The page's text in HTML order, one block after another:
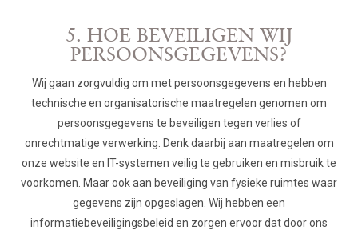
5. HOE BEVEILIGEN WIJ
PERSOONSGEGEVENS?
Wij gaan zorgvuldig om met persoonsgegevens en hebben
technische en organisatorische maatregelen genomen om
persoonsgegevens te beveiligen tegen verlies of
onrechtmatige verwerking. Denk daarbij aan maatregelen om
onze website en IT-systemen veilig te gebruiken en misbruik te
voorkomen. Maar ook aan beveiliging van fysieke ruimtes waar
gegevens zijn opgeslagen. Wij hebben een
informatiebeveiligingsbeleid en zorgen ervoor dat door ons